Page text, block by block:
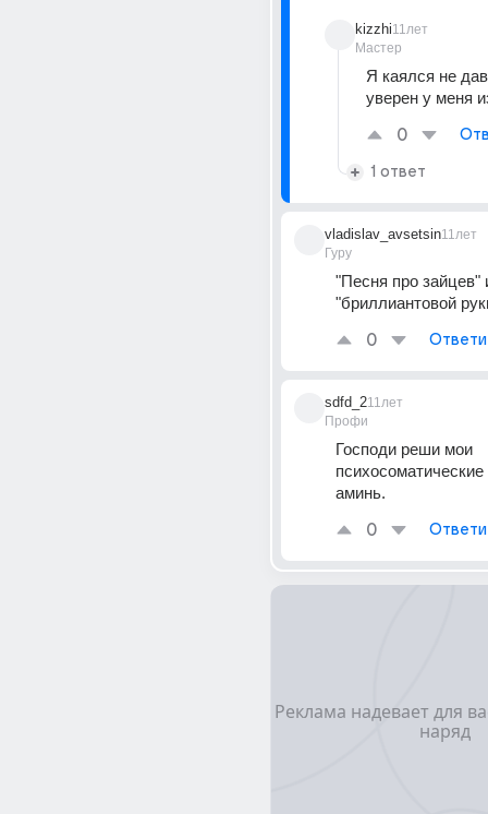
kizzhi
Мастер
11лет
Я каялся не
уверен у меня
0
1 ответ
vladislav_avsetsin
Гуру
11лет
"Песня про зайцев"
"бриллиантовой
0
sdfd_2
Профи
11лет
Господи реши мои
аминь.
0